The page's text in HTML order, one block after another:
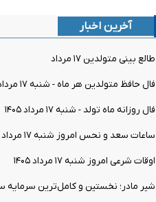
آخرین اخبار
طالع بینی متولدین ۱۷ مرداد
فال حافظ متولدین هر ماه - شنبه ۱۷ مرداد ۱۴۰۵
فال روزانه ماه تولد - شنبه ۱۷ مرداد ۱۴۰۵
ساعات سعد و نحس امروز شنبه ۱۷ مرداد + جدول
اوقات شرعی امروز شنبه ۱۷ مرداد ۱۴۰۵
شیر مادر؛ نخستین و کامل‌ترین